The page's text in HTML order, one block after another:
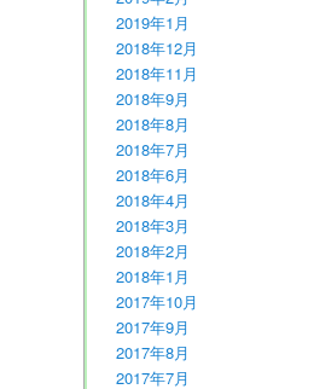
2019年1月
2018年12月
2018年11月
2018年9月
2018年8月
2018年7月
2018年6月
2018年4月
2018年3月
2018年2月
2018年1月
2017年10月
2017年9月
2017年8月
2017年7月